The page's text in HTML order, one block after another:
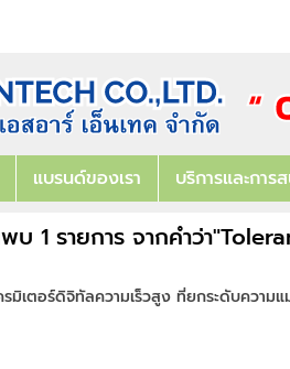
แบรนด์ของเรา บริการและการ
บ 1 รายการ จากคำว่า
มิเตอร์ดิจิทัลความเร็วสูง ที่ยกระดับความ